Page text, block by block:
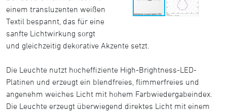
einem transluzenten weißen
Textil bespannt, das für eine
sanfte Lichtwirkung sorgt
und gleichzeitig dekorative Akzente setzt.
Die Leuchte nutzt hocheffiziente High-Brightness-LED-
Platinen und erzeugt ein blendfreies, flimmerfreies und
angenehm weiches Licht mit hohem Farbwiedergabeindex.
Die Leuchte erzeugt überwiegend direktes Licht mit einem